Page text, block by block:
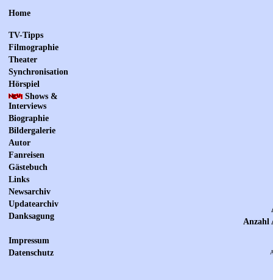
Home
TV-Tipps
Filmographie
Theater
Synchronisation
Hörspiel
Shows &
Interviews
Biographie
Bildergalerie
Autor
Fanreisen
Gästebuch
Links
Newsarchiv
Updatearchiv
Danksagung
Impressum
Datenschutz
Anzahl